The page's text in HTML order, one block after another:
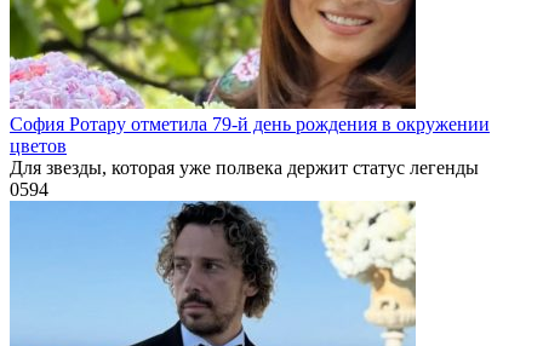
София Ротару отметила 79-й день рождения в окружении
цветов
Для звезды, которая уже полвека держит статус легенды
0594